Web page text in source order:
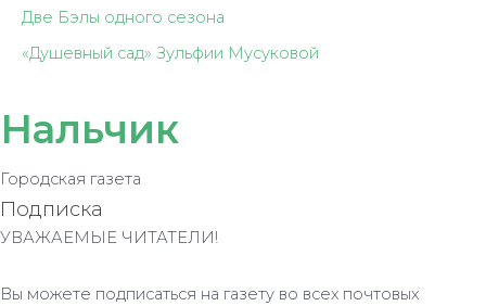
Две Бэлы одного сезона
«Душевный сад» Зульфии Мусуковой
Нальчик
Городская газета
Подписка
УВАЖАЕМЫЕ ЧИТАТЕЛИ!
Вы можете подписаться на газету во всех почтовых